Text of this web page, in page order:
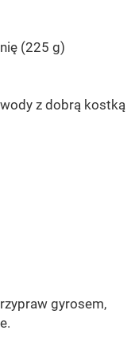
(225 g)
z dobrą kostką
gyrosem,